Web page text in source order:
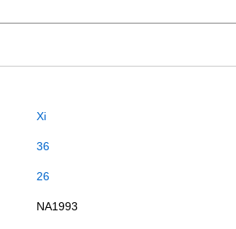
Xi
36
26
NA1993